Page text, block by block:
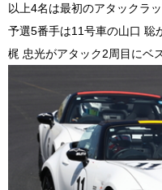
以上4名は最初のアタックラ
予選5番手は11号車の山口 聡
梶 忠光がアタック2周目にベ